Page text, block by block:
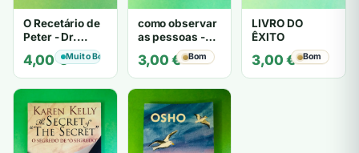
O Recetário de
Peter - Dr.
Laurence J.
Peter
4,00€Muito Bom
como observar
as pessoas -
Gerard I.
Nierenberg e
Henry H. Calero
3,00€ Bom
LIVRO DO
ÊXITO
3,00€ Bom